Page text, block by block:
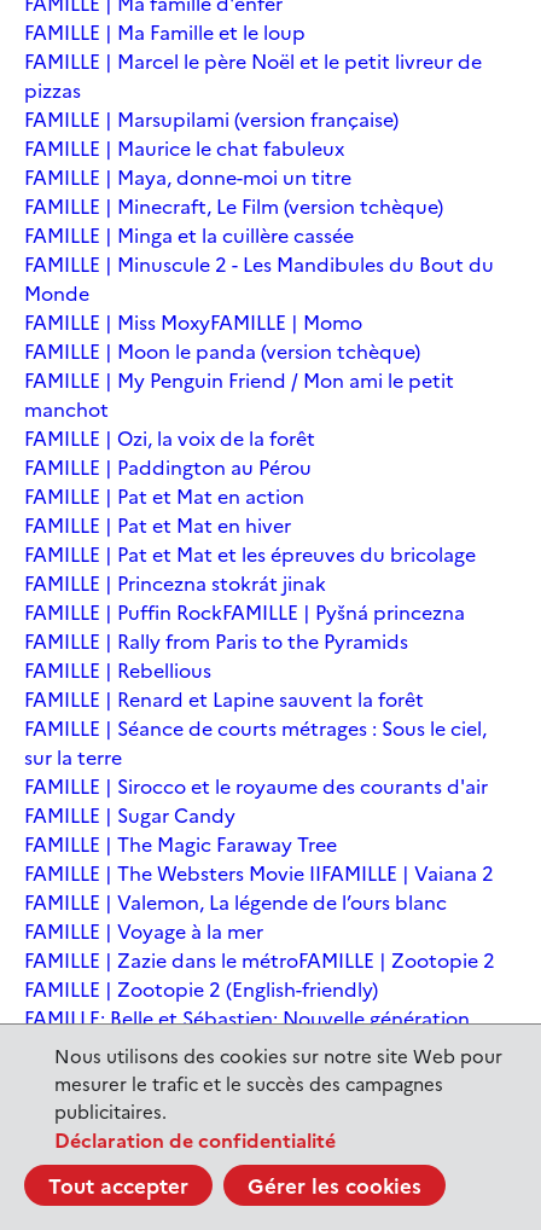
Nous utilisons des cookies sur notre site Web pour
mesurer le trafic et le succès des campagnes
publicitaires.
Déclaration de confidentialité
Tout accepter Gérer les cookies
FAMILLE | Ma Famille et le loup
FAMILLE | Marcel le père Noël et le petit livreur de
pizzas
FAMILLE | Marsupilami (version française)
FAMILLE | Maurice le chat fabuleux
FAMILLE | Maya, donne-moi un titre
FAMILLE | Minecraft, Le Film (version tchèque)
FAMILLE | Minga et la cuillère cassée
FAMILLE | Minuscule 2 - Les Mandibules du Bout du
Monde
FAMILLE | Miss MoxyFAMILLE | Momo
FAMILLE | Moon le panda (version tchèque)
FAMILLE | My Penguin Friend / Mon ami le petit
manchot
FAMILLE | Ozi, la voix de la forêt
FAMILLE | Paddington au Pérou
FAMILLE | Pat et Mat en action
FAMILLE | Pat et Mat en hiver
FAMILLE | Pat et Mat et les épreuves du bricolage
FAMILLE | Princezna stokrát jinak
FAMILLE | Puffin RockFAMILLE | Pyšná princezna
FAMILLE | Rally from Paris to the Pyramids
FAMILLE | Rebellious
FAMILLE | Renard et Lapine sauvent la forêt
FAMILLE | Séance de courts métrages : Sous le ciel,
sur la terre
FAMILLE | Sirocco et le royaume des courants d'air
FAMILLE | Sugar Candy
FAMILLE | The Magic Faraway Tree
FAMILLE | The Websters Movie IIFAMILLE | Vaiana 2
FAMILLE | Valemon, La légende de l’ours blanc
FAMILLE | Voyage à la mer
FAMILLE | Zazie dans le métroFAMILLE | Zootopie 2
FAMILLE | Zootopie 2 (English-friendly)
FAMILLE: Belle et Sébastien: Nouvelle génération
FAMILLE: Best of Annecy Kids 2023
FAMILLE: Courts métrages de musique
FAMILLE: Courts-métrages
FAMILLE: Cycle: Drôles de rencontres
FAMILLE: En sortant de l'école - Andrée Chedid
FAMILLE: Ernest et Célestine: Le voyage en Charabie